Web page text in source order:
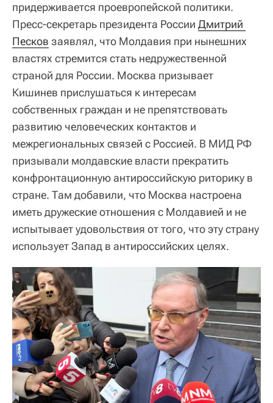
придерживается проевропейской политики.
Пресс-секретарь президента России Дмитрий
Песков заявлял, что Молдавия при нынешних
властях стремится стать недружественной
страной для России. Москва призывает
Кишинев прислушаться к интересам
собственных граждан и не препятствовать
развитию человеческих контактов и
межрегиональных связей с Россией. В МИД РФ
призывали молдавские власти прекратить
конфронтационную антироссийскую риторику в
стране. Там добавили, что Москва настроена
иметь дружеские отношения с Молдавией и не
испытывает удовольствия от того, что эту страну
использует Запад в антироссийских целях.